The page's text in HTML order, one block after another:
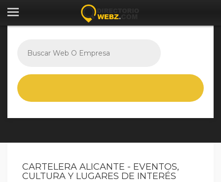
CARTELERA ALICANTE - EVENTOS,
CULTURA Y LUGARES DE INTERÉS